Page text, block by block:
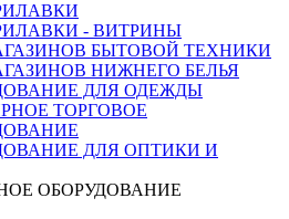
- ВИТРИНЫ
БЫТОВОЙ ТЕХНИКИ
НИЖНЕГО БЕЛЬЯ
ДЛЯ ОДЕЖДЫ
ТОРГОВОЕ
ДЛЯ ОПТИКИ И
ОБОРУДОВАНИЕ